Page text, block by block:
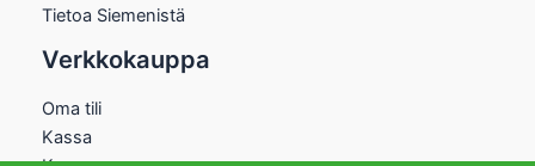
Tietoa Siemenistä
Verkkokauppa
Oma tili
Kassa